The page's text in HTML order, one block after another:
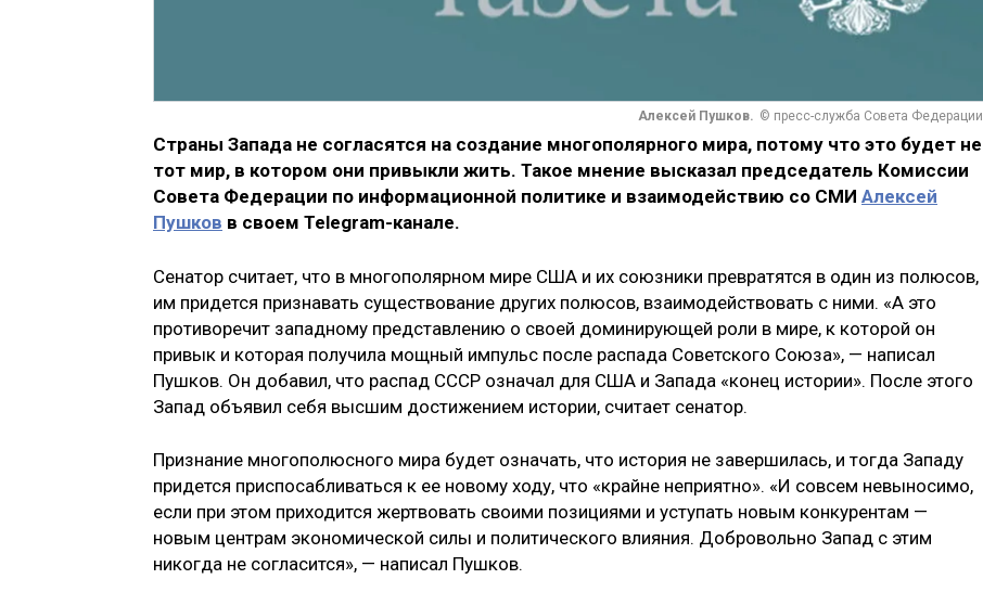
Алексей Пушков. © пресс-служба Совета Федерации
Страны Запада не согласятся на создание многополярного мира, потому что это будет не
тот мир, в котором они привыкли жить. Такое мнение высказал председатель Комиссии
Совета Федерации по информационной политике и взаимодействию со СМИ Алексей
Пушков в своем Telegram-канале.
Сенатор считает, что в многополярном мире США и их союзники превратятся в один из полюсов,
им придется признавать существование других полюсов, взаимодействовать с ними. «А это
противоречит западному представлению о своей доминирующей роли в мире, к которой он
привык и которая получила мощный импульс после распада Советского Союза», — написал
Пушков. Он добавил, что распад СССР означал для США и Запада «конец истории». После этого
Запад объявил себя высшим достижением истории, считает сенатор.
Признание многополюсного мира будет означать, что история не завершилась, и тогда Западу
придется приспосабливаться к ее новому ходу, что «крайне неприятно». «И совсем невыносимо,
если при этом приходится жертвовать своими позициями и уступать новым конкурентам —
новым центрам экономической силы и политического влияния. Добровольно Запад с этим
никогда не согласится», — написал Пушков.